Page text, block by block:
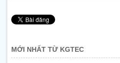
MỚI NHẤT TỪ KGTEC